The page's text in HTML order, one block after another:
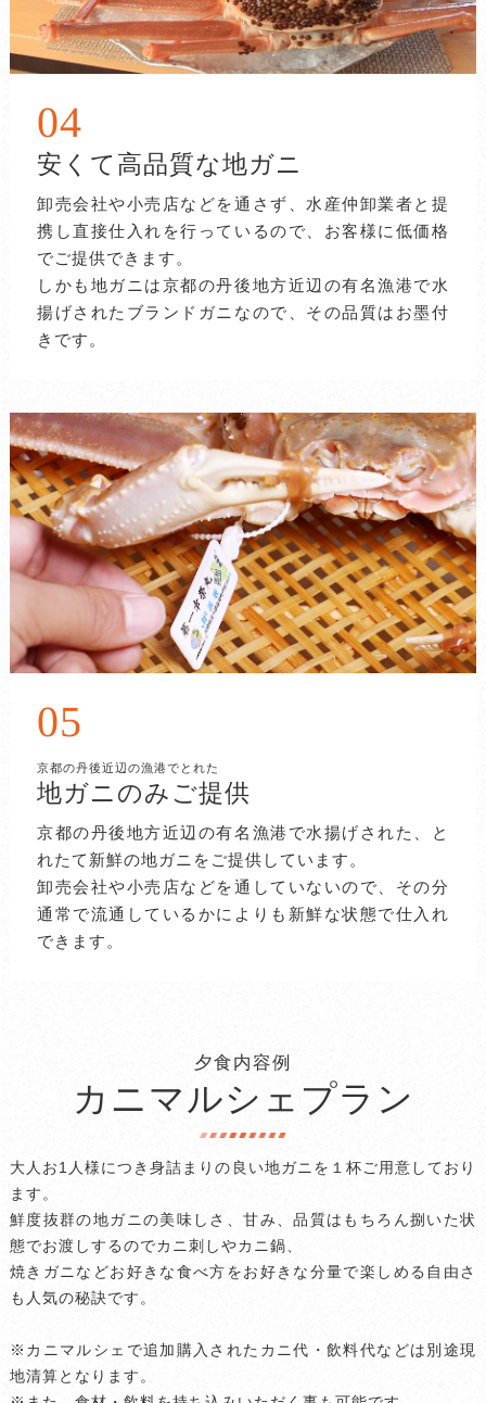
04
安くて高品質な地ガニ
卸売会社や小売店などを通さず、水産仲卸業者と提
携し直接仕入れを行っているので、お客様に低価格
でご提供できます。
しかも地ガニは京都の丹後地方近辺の有名漁港で水
揚げされたブランドガニなので、その品質はお墨付
きです。
05
京都の丹後近辺の漁港でとれた
地ガニのみご提供
京都の丹後地方近辺の有名漁港で水揚げされた、と
れたて新鮮の地ガニをご提供しています。
卸売会社や小売店などを通していないので、その分
通常で流通しているかによりも新鮮な状態で仕入れ
できます。
夕食内容例
カニマルシェプラン
大人お1人様につき身詰まりの良い地ガニを１杯ご用意しており
ます。
鮮度抜群の地ガニの美味しさ、甘み、品質はもちろん捌いた状
態でお渡しするのでカニ刺しやカニ鍋、
焼きガニなどお好きな食べ方をお好きな分量で楽しめる自由さ
も人気の秘訣です。
※カニマルシェで追加購入されたカニ代・飲料代などは別途現
地清算となります。